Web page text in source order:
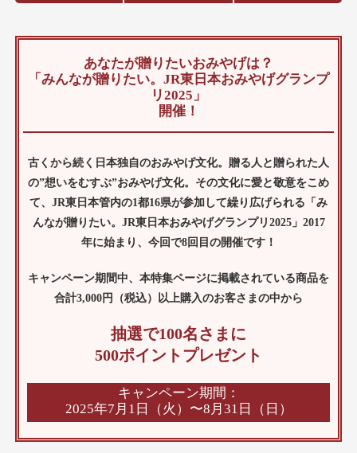
あなたが贈りたいおみやげは？
「みんなが贈りたい。JR東日本おみやげグランプ
リ2025」
開催！
古くから続く日本独自のおみやげ文化。 贈る人と贈られた人
の”想いをむすぶ”おみやげ文化。 その文化に愛と敬意をこめ
て、JR東日本管内の1都16県が参加して繰り広げられる 「み
んなが贈りたい。JR東日本おみやげグランプリ2025」 2017
年に始まり、今回で8回目の開催です！
キャンペーン期間中、本特集ページに掲載されている商品を
合計3,000円（税込）以上購入のお客さまの中から
抽選で100名さまに
500ポイントプレゼント
キャンペーン期間：
2025年7月1日（火）〜8月31日（日）